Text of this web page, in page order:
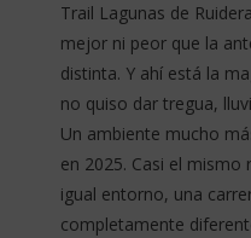
Trail Lagunas de
mejor ni peor que la
distinta. Y ahí está la
no quiso dar tregua,
Un ambiente mucho
en 2025. Casi el mismo
igual entorno, una
completamente